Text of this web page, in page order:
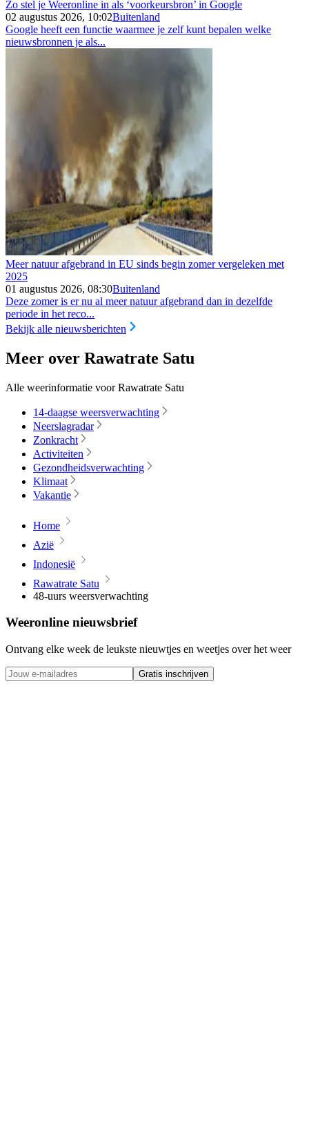
Zo stel je Weeronline in als ‘voorkeursbron’ in Google
02 augustus 2026, 10:02Buitenland
Google heeft een functie waarmee je zelf kunt bepalen welke
nieuwsbronnen je als...
Meer natuur afgebrand in EU sinds begin zomer vergeleken met
2025
01 augustus 2026, 08:30Buitenland
Deze zomer is er nu al meer natuur afgebrand dan in dezelfde
periode in het reco...
Bekijk alle nieuwsberichten
Meer over Rawatrate Satu
Alle weerinformatie voor Rawatrate Satu
14-daagse weersverwachting
Neerslagradar
Zonkracht
Activiteiten
Gezondheidsverwachting
Klimaat
Vakantie
Home
Azië
Indonesië
Rawatrate Satu
48-uurs weersverwachting
Weeronline nieuwsbrief
Ontvang elke week de leukste nieuwtjes en weetjes over het weer
Gratis inschrijven